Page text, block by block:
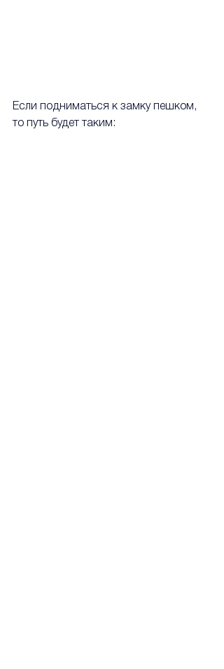
Если подниматься к замку пешком,
то путь будет таким: